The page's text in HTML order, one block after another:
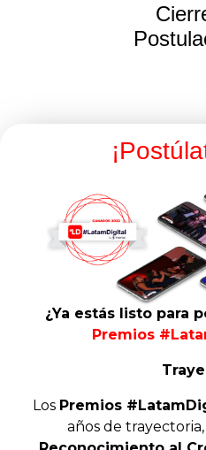
¿Ya estás listo para
Premios
Los Premios
años de